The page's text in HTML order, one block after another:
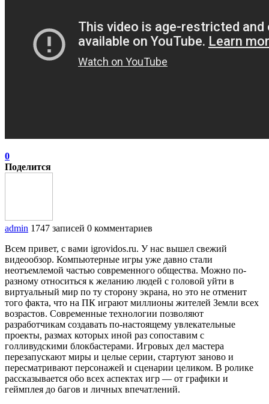
0
Поделится
admin 1747 записей 0 комментариев
Всем привет, с вами igrovidos.ru. У нас вышел свежий
видеообзор. Компьютерные игры уже давно стали
неотъемлемой частью современного общества. Можно по-
разному относиться к желанию людей с головой уйти в
виртуальный мир по ту сторону экрана, но это не отменит
того факта, что на ПК играют миллионы жителей Земли всех
возрастов. Современные технологии позволяют
разработчикам создавать по-настоящему увлекательные
проекты, размах которых иной раз сопоставим с
голливудскими блокбастерами. Игровых дел мастера
перезапускают миры и целые серии, стартуют заново и
пересматривают персонажей и сценарии целиком. В ролике
рассказывается обо всех аспектах игр — от графики и
геймплея до багов и личных впечатлений.